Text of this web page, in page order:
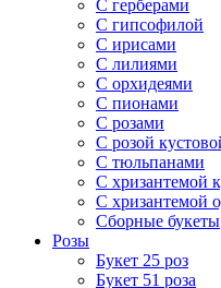
С герберами
С гипсофилой
С ирисами
С лилиями
С орхидеями
С пионами
С розами
С розой
С тюльпанами
С хризантемой
С хризантемой
Сборные букеты
Розы
Букет 25 роз
Букет 51 роза